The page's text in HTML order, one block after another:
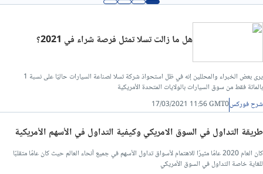
هل ما زالت تسلا تمثل فرصة شراء في 2021؟
يرى بعض الخبراء والمحللين إنه في ظل استحواذ شركة تسلا لصناعة السيارات حاليًا على نسبة 1
بالمائة فقط من سوق السيارات بالولايات المتحدة الأمريكية
شرح فوركس17/03/2021 11:56 GMT0
طريقة التداول في السوق الامريكي وكيفية التداول في الأسهم الأمريكية
كان العام 2020 عامًا مثيرًا للاهتمام لأسواق تداول الأسهم في جميع أنحاء العالم حيث كان عامًا متقلبًا
للغاية خاصة التداول في السوق الأمريكي